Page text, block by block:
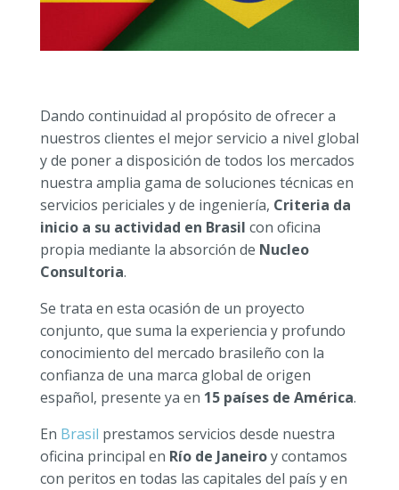
Dando continuidad al propósito de ofrecer a
nuestros clientes el mejor servicio a nivel global
y de poner a disposición de todos los mercados
nuestra amplia gama de soluciones técnicas en
servicios periciales y de ingeniería, Criteria da
inicio a su actividad en Brasil con oficina
propia mediante la absorción de Nucleo
Consultoria.
Se trata en esta ocasión de un proyecto
conjunto, que suma la experiencia y profundo
conocimiento del mercado brasileño con la
confianza de una marca global de origen
español, presente ya en 15 países de América.
En Brasil prestamos servicios desde nuestra
oficina principal en Río de Janeiroy contamos
con peritos en todas las capitales del país y en